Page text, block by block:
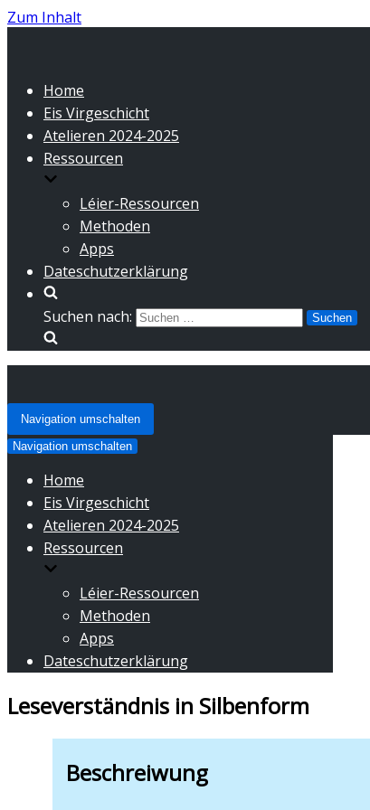
Zum Inhalt
Home
Eis Virgeschicht
Atelieren 2024-2025
Ressourcen
Léier-Ressourcen
Methoden
Apps
Dateschutzerklärung
Suchen nach:
Navigation umschalten
Navigation umschalten
Home
Eis Virgeschicht
Atelieren 2024-2025
Ressourcen
Léier-Ressourcen
Methoden
Apps
Dateschutzerklärung
Leseverständnis in Silbenform
Beschreiwung